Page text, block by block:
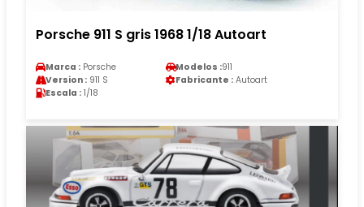
Porsche 911 S gris 1968 1/18 Autoart
Marca : Porsche Modelos :911
Version : 911 S Fabricante : Autoart
Escala : 1/18